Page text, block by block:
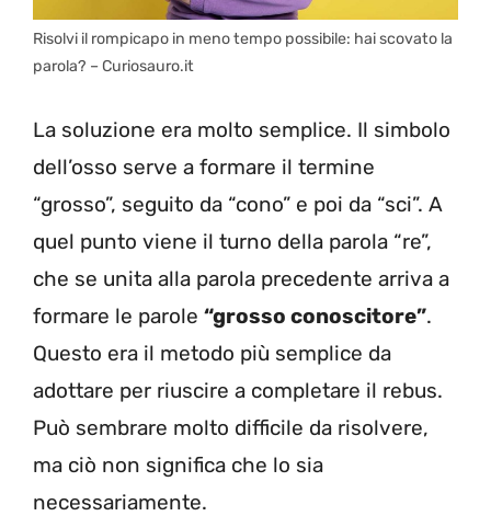
Risolvi il rompicapo in meno tempo possibile: hai scovato la
parola? – Curiosauro.it
La soluzione era molto semplice. Il simbolo
dell’osso serve a formare il termine
“grosso”, seguito da “cono” e poi da “sci”. A
quel punto viene il turno della parola “re”,
che se unita alla parola precedente arriva a
formare le parole “grosso conoscitore”.
Questo era il metodo più semplice da
adottare per riuscire a completare il rebus.
Può sembrare molto difficile da risolvere,
ma ciò non significa che lo sia
necessariamente.